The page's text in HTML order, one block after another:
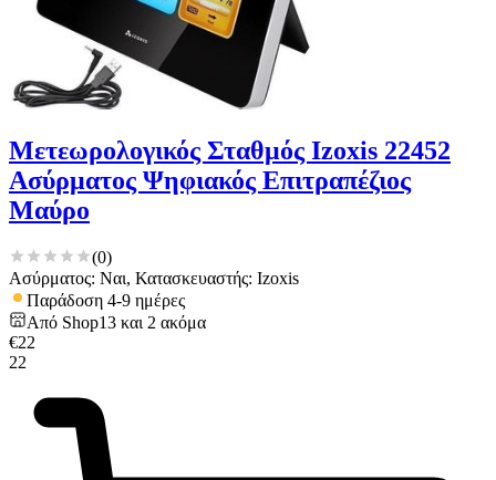
Μετεωρολογικός Σταθμός Izoxis 22452
Ασύρματος Ψηφιακός Επιτραπέζιος
Μαύρο
(0)
Ασύρματος: Ναι, Κατασκευαστής: Izoxis
Παράδοση 4-9 ημέρες
Από Shop13 και 2 ακόμα
€22
22